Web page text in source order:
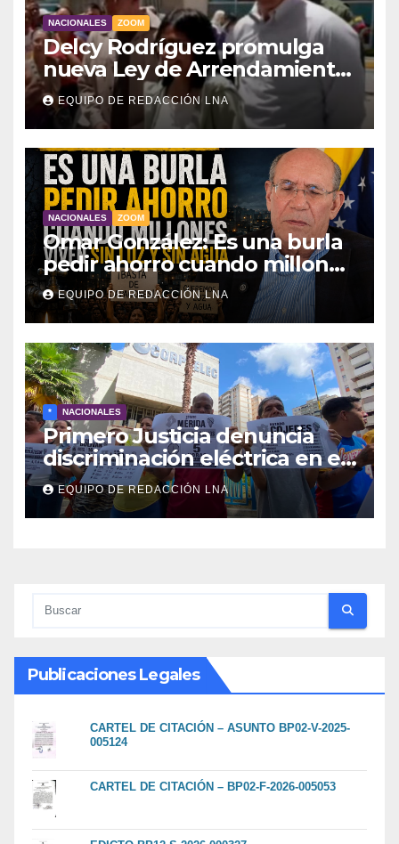
NACIONALES ZOOM
Delcy Rodríguez promulga
nueva Ley de Arrendamiento
para atender a familias
damnificadas
EQUIPO DE REDACCIÓN LNA
NACIONALES ZOOM
Omar González: Es una burla
pedir ahorro cuando millones
viven sin luz y sin agua
EQUIPO DE REDACCIÓN LNA
* NACIONALES
Primero Justicia denuncia
discriminación eléctrica en el
interior del país
EQUIPO DE REDACCIÓN LNA
Publicaciones Legales
CARTEL DE CITACIÓN – ASUNTO BP02-V-2025-
005124
CARTEL DE CITACIÓN – BP02-F-2026-005053